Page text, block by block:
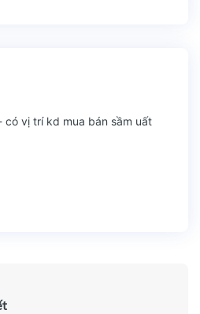
vị trí kd mua bán sầm uất